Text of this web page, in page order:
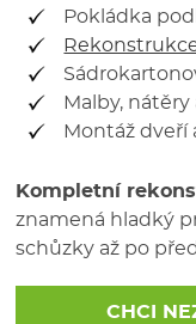
Pokládka
Malby,
Montáž dveří
Kompletní
znamená hladký
schůzky až po
CHCI